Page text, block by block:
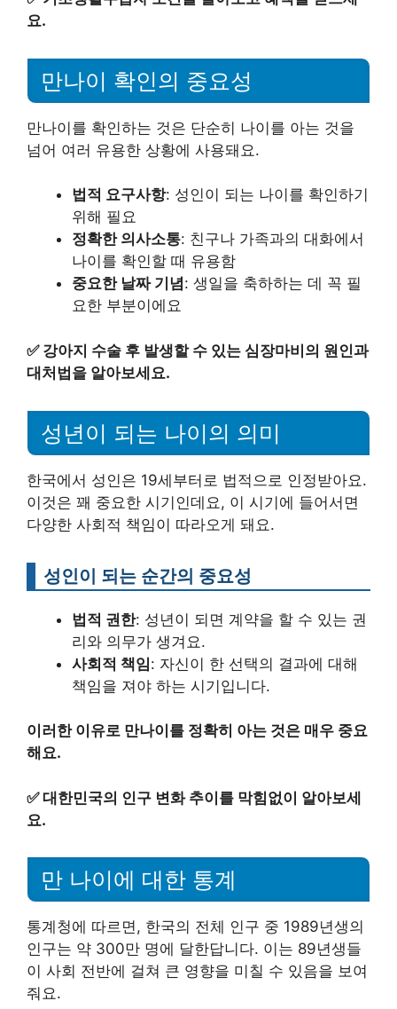
요.
만나이 확인의 중요성
만나이를 확인하는 것은 단순히 나이를 아는 것을
넘어 여러 유용한 상황에 사용돼요.
법적 요구사항: 성인이 되는 나이를 확인하기
위해 필요
정확한 의사소통: 친구나 가족과의 대화에서
나이를 확인할 때 유용함
중요한 날짜 기념: 생일을 축하하는 데 꼭 필
요한 부분이에요
✅ 강아지 수술 후 발생할 수 있는 심장마비의 원인과
대처법을 알아보세요.
성년이 되는 나이의 의미
한국에서 성인은 19세부터로 법적으로 인정받아요.
이것은 꽤 중요한 시기인데요, 이 시기에 들어서면
다양한 사회적 책임이 따라오게 돼요.
성인이 되는 순간의 중요성
법적 권한: 성년이 되면 계약을 할 수 있는 권
리와 의무가 생겨요.
사회적 책임: 자신이 한 선택의 결과에 대해
책임을 져야 하는 시기입니다.
이러한 이유로 만나이를 정확히 아는 것은 매우 중요
해요.
✅대한민국의 인구 변화 추이를 막힘없이 알아보세
요.
만 나이에 대한 통계
통계청에 따르면, 한국의 전체 인구 중 1989년생의
인구는 약 300만 명에 달한답니다. 이는 89년생들
이 사회 전반에 걸쳐 큰 영향을 미칠 수 있음을 보여
줘요.